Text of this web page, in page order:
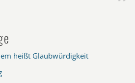
heißt Glaubwürdigkeit